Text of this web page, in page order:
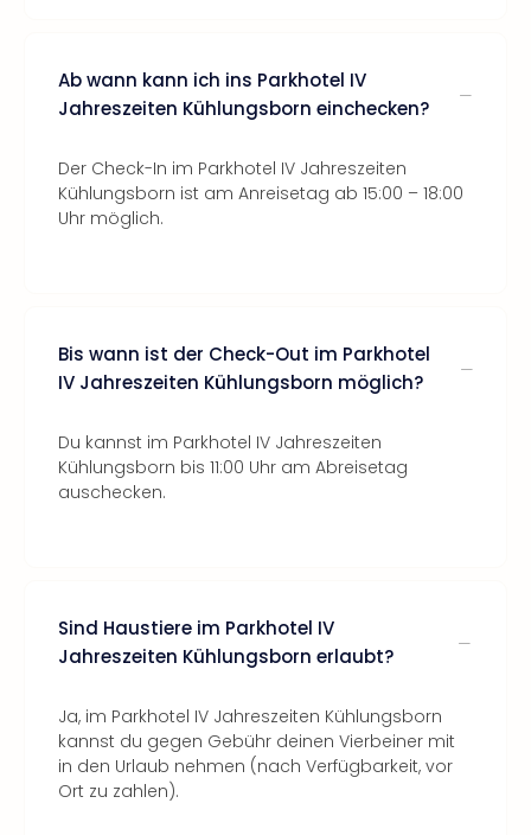
Ab wann kann ich ins Parkhotel IV
Jahreszeiten Kühlungsborn einchecken?
Der Check-In im Parkhotel IV Jahreszeiten
Kühlungsborn ist am Anreisetag ab 15:00 – 18:00
Uhr möglich.
Bis wann ist der Check-Out im Parkhotel
IV Jahreszeiten Kühlungsborn möglich?
Du kannst im Parkhotel IV Jahreszeiten
Kühlungsborn bis 11:00 Uhr am Abreisetag
auschecken.
Sind Haustiere im Parkhotel IV
Jahreszeiten Kühlungsborn erlaubt?
Ja, im Parkhotel IV Jahreszeiten Kühlungsborn
kannst du gegen Gebühr deinen Vierbeiner mit
in den Urlaub nehmen (nach Verfügbarkeit, vor
Ort zu zahlen).